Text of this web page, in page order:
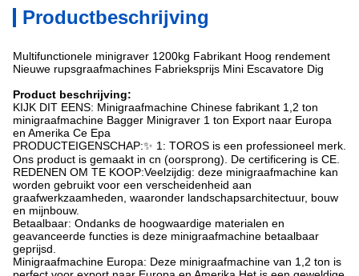
Productbeschrijving
Multifunctionele minigraver 1200kg Fabrikant Hoog rendement
Nieuwe rupsgraafmachines Fabrieksprijs Mini Escavatore Dig
Product beschrijving:
KIJK DIT EENS: Minigraafmachine Chinese fabrikant 1,2 ton
minigraafmachine Bagger Minigraver 1 ton Export naar Europa
en Amerika Ce Epa
PRODUCTEIGENSCHAP:✨ 1: TOROS is een professioneel merk.
Ons product is gemaakt in cn (oorsprong). De certificering is CE.
REDENEN OM TE KOOP:Veelzijdig: deze minigraafmachine kan
worden gebruikt voor een verscheidenheid aan
graafwerkzaamheden, waaronder landschapsarchitectuur, bouw
en mijnbouw.
Betaalbaar: Ondanks de hoogwaardige materialen en
geavanceerde functies is deze minigraafmachine betaalbaar
geprijsd.
Minigraafmachine Europa: Deze minigraafmachine van 1,2 ton is